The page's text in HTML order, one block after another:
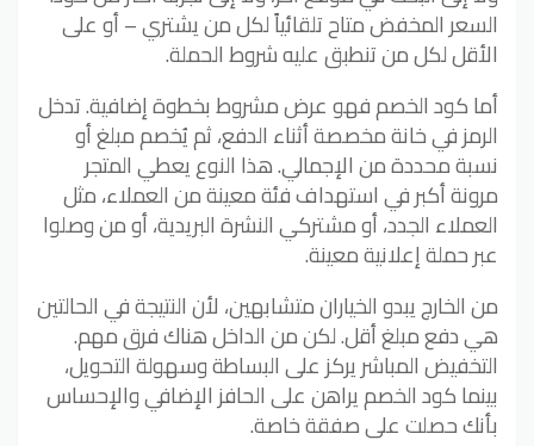
السعر المخفض متاح تلقائياً لكل من يشتري – أو على
الأقل لكل من تنطبق عليه شروط الحملة.
أما كود الخصم فهو عرض مشروط بخطوة إضافية. تدخل
الرمز في خانة مخصصة أثناء الدفع، ثم يُخصم مبلغ أو
نسبة محددة من الإجمالي. هذا النوع يعطي المتجر
مرونة أكبر في استهداف فئة معينة من العملاء، مثل
العملاء الجدد، أو مشتركي النشرة البريدية، أو من وصلوا
عبر حملة إعلانية معينة.
من الخارج يبدو الخياران متشابهين، لأن النتيجة في الحالتين
هي دفع مبلغ أقل. لكن من الداخل هناك فرق مهم.
التخفيض المباشر يركز على البساطة وسهولة التحويل،
بينما كود الخصم يراهن على الحافز الإضافي والإحساس
بأنك حصلت على صفقة خاصة.